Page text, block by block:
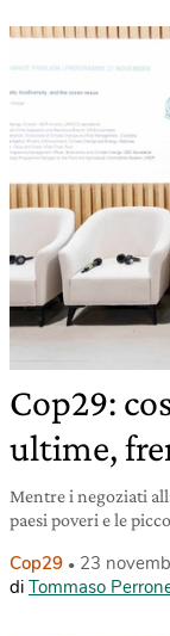
Cop29:
ultime,
Mentre i negoziati
paesi poveri e le
Cop29
23
di Tommaso